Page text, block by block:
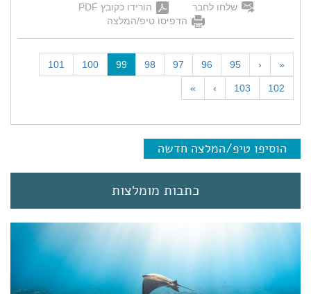
שלחו לחבר
הורידו כקובץ PDF
הדפיסו טיפ/המלצה
«
‹
95
96
97
98
99
(
c
)
100
101
102
103
›
»
הוסיפו טיפ/המלצה חדשה
כתבות מומלצות